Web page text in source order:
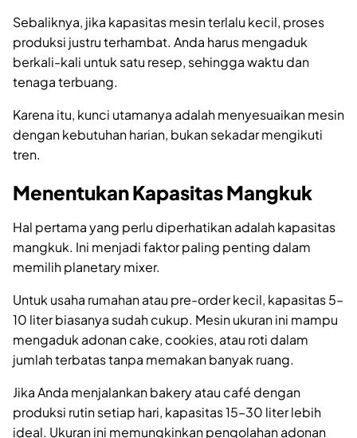
Sebaliknya, jika kapasitas mesin terlalu kecil, proses
produksi justru terhambat. Anda harus mengaduk
berkali-kali untuk satu resep, sehingga waktu dan
tenaga terbuang.
Karena itu, kunci utamanya adalah menyesuaikan mesin
dengan kebutuhan harian, bukan sekadar mengikuti
tren.
Menentukan Kapasitas Mangkuk
Hal pertama yang perlu diperhatikan adalah kapasitas
mangkuk. Ini menjadi faktor paling penting dalam
memilih planetary mixer.
Untuk usaha rumahan atau pre-order kecil, kapasitas 5–
10 liter biasanya sudah cukup. Mesin ukuran ini mampu
mengaduk adonan cake, cookies, atau roti dalam
jumlah terbatas tanpa memakan banyak ruang.
Jika Anda menjalankan bakery atau café dengan
produksi rutin setiap hari, kapasitas 15–30 liter lebih
ideal. Ukuran ini memungkinkan pengolahan adonan